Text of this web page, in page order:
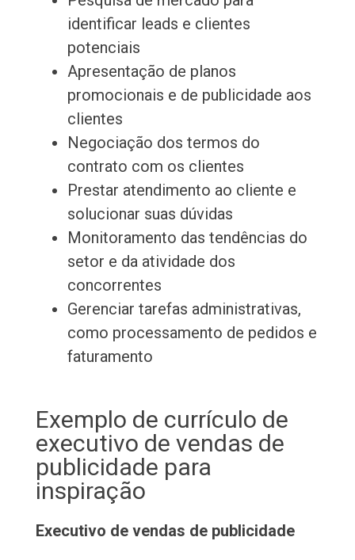
identificar leads e clientes
potenciais
Apresentação de planos
promocionais e de publicidade aos
clientes
Negociação dos termos do
contrato com os clientes
Prestar atendimento ao cliente e
solucionar suas dúvidas
Monitoramento das tendências do
setor e da atividade dos
concorrentes
Gerenciar tarefas administrativas,
como processamento de pedidos e
faturamento
Exemplo de currículo de
executivo de vendas de
publicidade para
inspiração
Executivo de vendas de publicidade